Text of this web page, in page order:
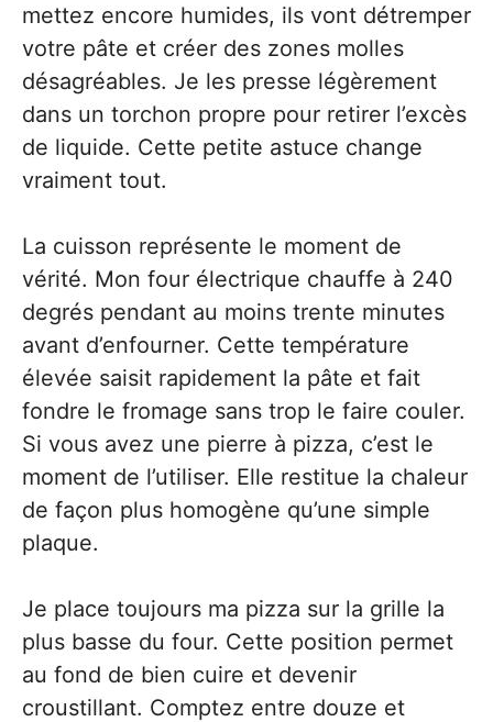
mettez encore humides, ils vont détremper
votre pâte et créer des zones molles
désagréables. Je les presse légèrement
dans un torchon propre pour retirer l’excès
de liquide. Cette petite astuce change
vraiment tout.
La cuisson représente le moment de
vérité. Mon four électrique chauffe à 240
degrés pendant au moins trente minutes
avant d’enfourner. Cette température
élevée saisit rapidement la pâte et fait
fondre le fromage sans trop le faire couler.
Si vous avez une pierre à pizza, c’est le
moment de l’utiliser. Elle restitue la chaleur
de façon plus homogène qu’une simple
plaque.
Je place toujours ma pizza sur la grille la
plus basse du four. Cette position permet
au fond de bien cuire et devenir
croustillant. Comptez entre douze et